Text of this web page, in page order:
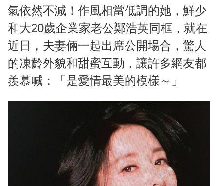
氣依然不減！作風相當低調的她，鮮少
和大20歲企業家老公鄭浩英同框，就在
近日，夫妻倆一起出席公開場合，驚人
的凍齡外貌和甜蜜互動，讓許多網友都
羨慕喊：「是愛情最美的模樣～」